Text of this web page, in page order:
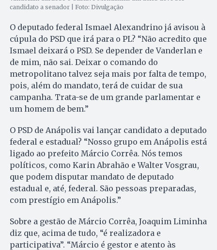
candidato a senador | Foto: Divulgação
O deputado federal Ismael Alexandrino já avisou à
cúpula do PSD que irá para o PL? “Não acredito que
Ismael deixará o PSD. Se depender de Vanderlan e
de mim, não sai. Deixar o comando do
metropolitano talvez seja mais por falta de tempo,
pois, além do mandato, terá de cuidar de sua
campanha. Trata-se de um grande parlamentar e
um homem de bem.”
O PSD de Anápolis vai lançar candidato a deputado
federal e estadual? “Nosso grupo em Anápolis está
ligado ao prefeito Márcio Corrêa. Nós temos
políticos, como Karin Abrahão e Walter Vosgrau,
que podem disputar mandato de deputado
estadual e, até, federal. São pessoas preparadas,
com prestígio em Anápolis.”
Sobre a gestão de Márcio Corrêa, Joaquim Liminha
diz que, acima de tudo, “é realizadora e
participativa”. “Márcio é gestor e atento às